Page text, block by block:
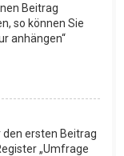
Beitrag
so können Sie
anhängen“
ersten Beitrag
„Umfrage